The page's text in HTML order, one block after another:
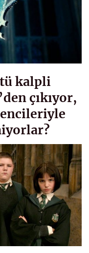
kalpli
çıkıyor,